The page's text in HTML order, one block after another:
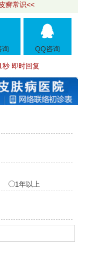
癣常识<<
询 QQ咨询
秒 即时回复
1年以上